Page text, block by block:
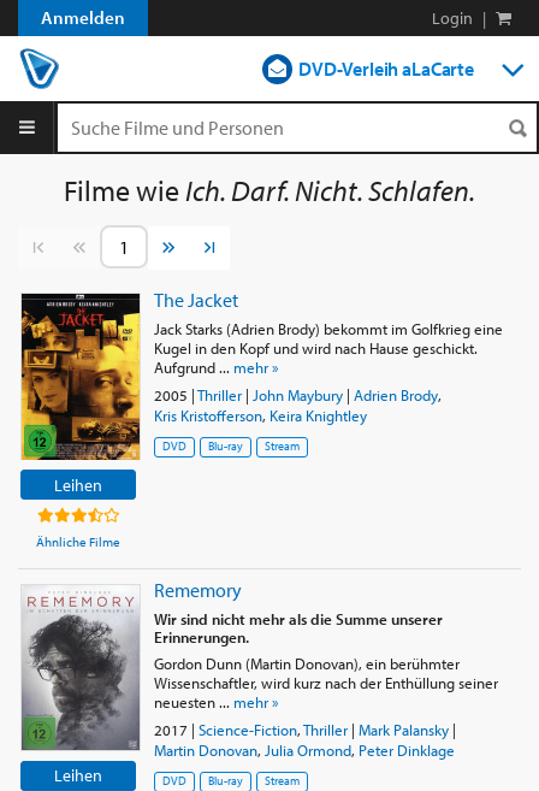
Anmelden Login |
DVD-Verleih aLaCarte
Streamen
Filme wieIch. Darf. Nicht. Schlafen.
Vorherige SeiteNächste Seite
Leihen
Ähnliche Filme
The Jacket
Jack Starks (Adrien Brody) bekommt im Golfkrieg eine
Kugel in den Kopf und wird nach Hause geschickt.
Aufgrund ... mehr »
2005 |Thriller| John Maybury| Adrien Brody,
Kris Kristofferson, Keira Knightley
DVD Blu-ray Stream
Leihen
Rememory
Wir sind nicht mehr als die Summe unserer
Erinnerungen.
Gordon Dunn (Martin Donovan), ein berühmter
Wissenschaftler, wird kurz nach der Enthüllung seiner
neuesten ... mehr »
2017 | Science-Fiction,Thriller| Mark Palansky|
Martin Donovan, Julia Ormond, Peter Dinklage
DVD Blu-ray Stream